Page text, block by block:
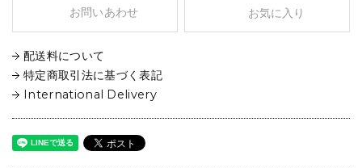
お問いあわせ お気に入り
配送料について
特定商取引法に基づく表記
International Delivery